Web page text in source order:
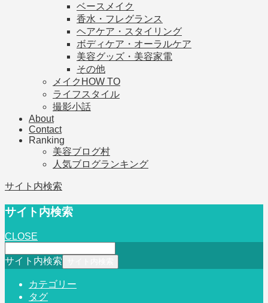
ベースメイク
香水・フレグランス
ヘアケア・スタイリング
ボディケア・オーラルケア
美容グッズ・美容家電
その他
メイクHOW TO
ライフスタイル
撮影小話
About
Contact
Ranking
美容ブログ村
人気ブログランキング
サイト内検索
サイト内検索
CLOSE
サイト内検索
カテゴリー
タグ